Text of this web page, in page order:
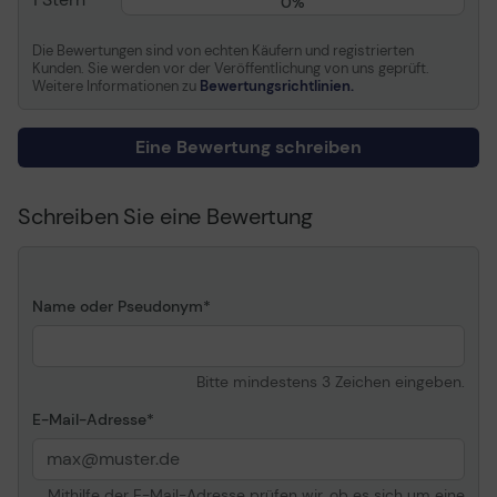
- Nehmen Sie 4K/8K Ultra-HD-
ohne dass Bilder verloren gehen
- Spitzenleistung für
Canvas React Plus SD Speicherkarte
Min Betriebstemperatur
-25 °C
Max. Betriebstemperatur
85 °C
Die Bewertungen sind von echten Käufern und registrierten
Kunden. Sie werden vor der Veröffentlichung von uns geprüft.
Weitere Informationen zu Bewertungsrichtlinien.
Eine Bewertung schreiben
Schreiben Sie eine Bewertung
Name oder Pseudonym
Bitte mindestens 3 Zeichen eingeben.
E-Mail-Adresse